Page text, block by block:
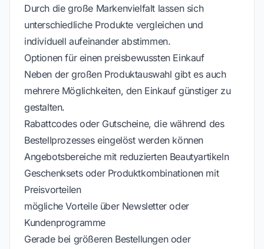
Durch die große Markenvielfalt lassen sich
unterschiedliche Produkte vergleichen und
individuell aufeinander abstimmen.
Optionen für einen preisbewussten Einkauf
Neben der großen Produktauswahl gibt es auch
mehrere Möglichkeiten, den Einkauf günstiger zu
gestalten.
Rabattcodes oder Gutscheine, die während des
Bestellprozesses eingelöst werden können
Angebotsbereiche mit reduzierten Beautyartikeln
Geschenksets oder Produktkombinationen mit
Preisvorteilen
mögliche Vorteile über Newsletter oder
Kundenprogramme
Gerade bei größeren Bestellungen oder